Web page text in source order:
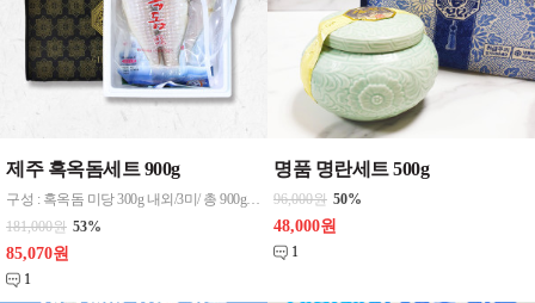
제주 흑옥돔세트 900g
구성 : 혹옥돔 미당 300g 내외/3미/ 총 900g 내외
181,000원 53%
85,070원
1
명품 명란세트 500g
96,000원 50%
48,000원
1